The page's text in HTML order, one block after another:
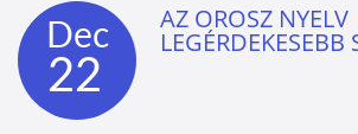
Dec
22
AZ OROSZ NYELV
LEGÉRDEKESEBB